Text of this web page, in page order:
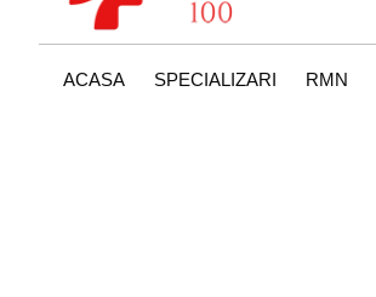
ACASA SPECIALIZARI RMN